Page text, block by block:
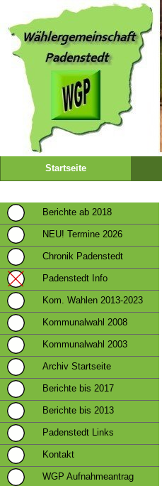
Startseite
Berichte ab 2018
NEU! Termine 2026
Chronik Padenstedt
Padenstedt Info
Kom. Wahlen 2013-2023
Kommunalwahl 2008
Kommunalwahl 2003
Archiv Startseite
Berichte bis 2017
Berichte bis 2013
Padenstedt Links
Kontakt
WGP Aufnahmeantrag